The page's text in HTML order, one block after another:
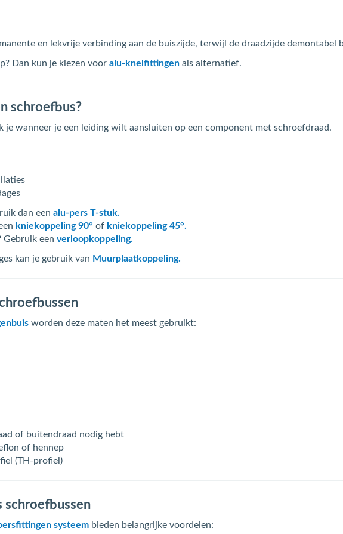
en lekvrije verbinding aan de buiszijde, terwijl de draadzijde demontabel
Dan kun je kiezen voor alu-knelfittingen als alternatief.
schroefbus?
je wanneer je een leiding wilt aansluiten op een component met schroefdraad.
dan een alu-pers T-stuk.
kniekoppeling 90° of kniekoppeling 45°.
Gebruik een verloopkoppeling.
kan je gebruik van Muurplaatkoppeling.
worden deze maten het meest gebruikt:
of buitendraad nodig hebt
of hennep
(TH-profiel)
schroefbussen
systeem bieden belangrijke voordelen: